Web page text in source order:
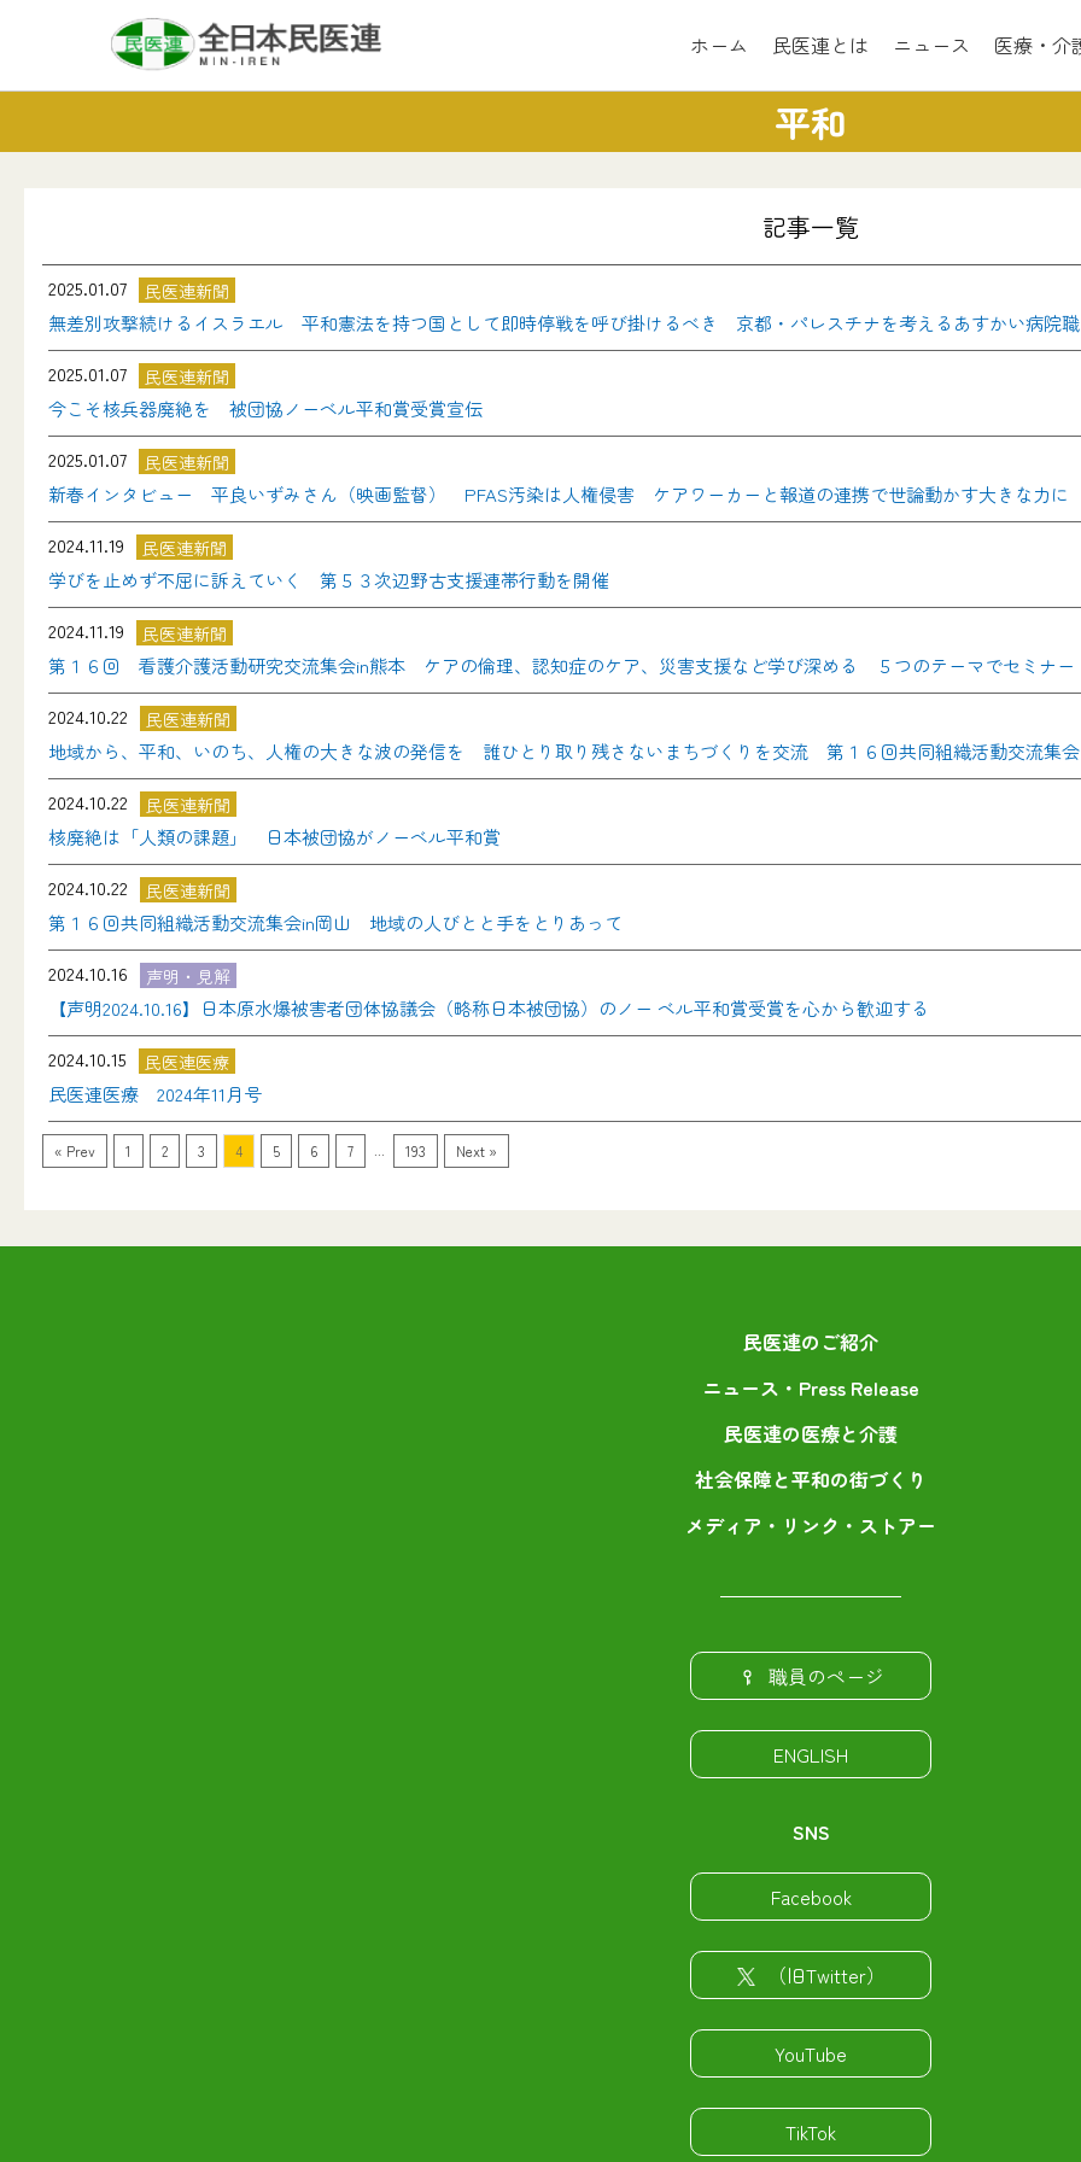
ホーム 民医連とは ニュース 医療・介
平和
記事一覧
2025.01.07 民医連新聞
無差別攻撃続けるイスラエル 平和憲法を持つ国として即時停戦を呼び掛けるべき 京都・パレスチナを考えるあすかい病院
2025.01.07
民医連新聞
今こそ核兵器廃絶を 被団協ノーベル平和賞受賞宣伝
2025.01.07
民医連新聞
新春インタビュー 平良いずみさん（映画監督） PFAS汚染は人権侵害 ケアワーカーと報道の連携で世論動かす大きな力に
2024.11.19
民医連新聞
学びを止めず不屈に訴えていく 第５３次辺野古支援連帯行動を開催
2024.11.19
民医連新聞
第１６回 看護介護活動研究交流集会in熊本 ケアの倫理、認知症のケア、災害支援など学び深める ５つのテーマでセミナー
2024.10.22
民医連新聞
地域から、平和、いのち、人権の大きな波の発信を 誰ひとり取り残さないまちづくりを交流 第１６回共同組織活動交流集
2024.10.22
民医連新聞
核廃絶は「人類の課題」 日本被団協がノーベル平和賞
2024.10.22
民医連新聞
第１６回共同組織活動交流集会in岡山 地域の人びとと手をとりあって
2024.10.16
声明・見解
【声明2024.10.16】日本原水爆被害者団体協議会（略称日本被団協）のノー ベル平和賞受賞を心から歓迎する
2024.10.15
民医連医療
民医連医療 2024年11月号
« Prev 1 2 3 4 5 6 7 193 Next »
民医連のご紹介
ニュース・Press Release
民医連の医療と介護
社会保障と平和の街づくり
メディア・リンク・ストアー
職員のページ
ENGLISH
SNS
Facebook
（旧Twitter）
YouTube
TikTok